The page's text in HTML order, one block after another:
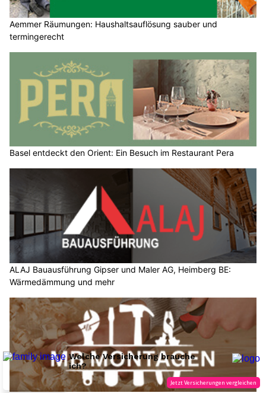
Aemmer Räumungen: Haushaltsauflösung sauber und
termingerecht
Basel entdeckt den Orient: Ein Besuch im Restaurant Pera
ALAJ Bauausführung Gipser und Maler AG, Heimberg BE:
Wärmedämmung und mehr